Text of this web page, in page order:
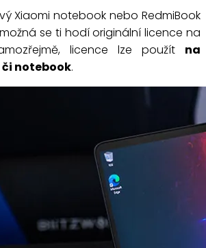
Xiaomi notebook nebo RedmiBook
se ti hodí originální licence na
licence lze použít na
notebook.